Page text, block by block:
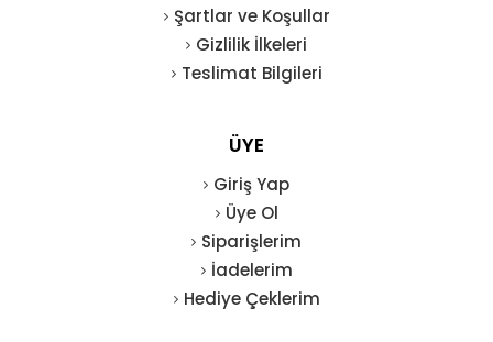
Şartlar ve Koşullar
Gizlilik İlkeleri
Teslimat Bilgileri
ÜYE
Giriş Yap
Üye Ol
Siparişlerim
İadelerim
Hediye Çeklerim